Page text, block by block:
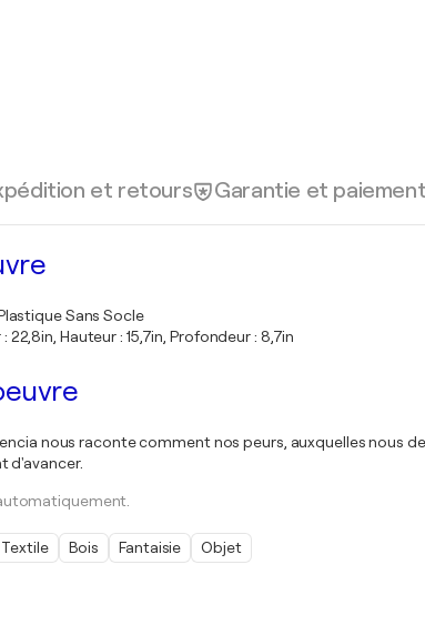
et retours Garantie et paiement
Sans Socle
22,8in, Hauteur : 15,7in, Profondeur : 8,7in
nous raconte comment nos peurs, auxquelles nous
d'avancer.
Textile Bois Fantaisie Objet